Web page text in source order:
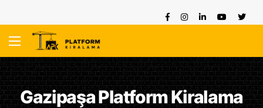
Gazipaşa Platform Kiralama